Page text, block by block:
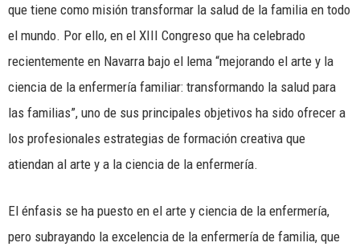
que tiene como misión transformar la salud de la familia en todo
el mundo. Por ello, en el XIII Congreso que ha celebrado
recientemente en Navarra bajo el lema “mejorando el arte y la
ciencia de la enfermería familiar: transformando la salud para
las familias”, uno de sus principales objetivos ha sido ofrecer a
los profesionales estrategias de formación creativa que
atiendan al arte y a la ciencia de la enfermería.
El énfasis se ha puesto en el arte y ciencia de la enfermería,
pero subrayando la excelencia de la enfermería de familia, que